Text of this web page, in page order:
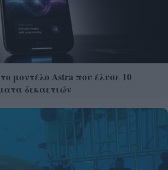
μοντέλο Astra που έλυσε 10
δεκαετιών